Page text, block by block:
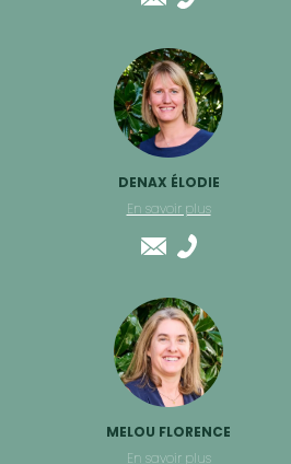
DENAX ÉLODIE
En savoir plus
MELOU FLORENCE
En savoir plus